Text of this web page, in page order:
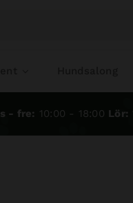
- fre: 10:00 - 18:00 Lör: